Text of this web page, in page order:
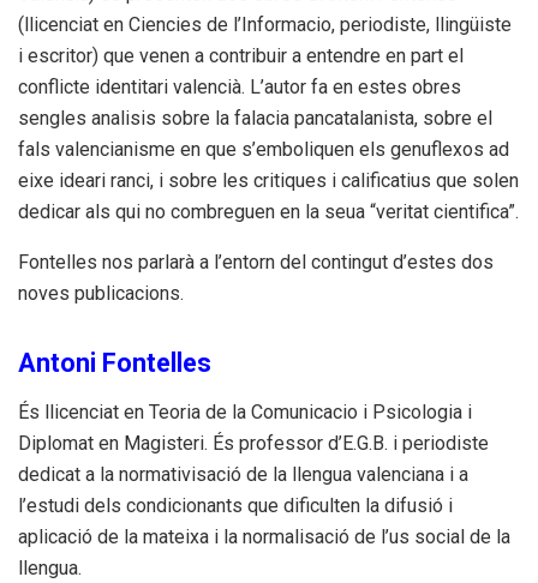
(llicenciat en Ciencies de l’Informacio, periodiste, llingüiste
i escritor) que venen a contribuir a entendre en part el
conflicte identitari valencià. L’autor fa en estes obres
sengles analisis sobre la falacia pancatalanista, sobre el
fals valencianisme en que s’emboliquen els genuflexos ad
eixe ideari ranci, i sobre les critiques i calificatius que solen
dedicar als qui no combreguen en la seua “veritat cientifica”.
Fontelles nos parlarà a l’entorn del contingut d’estes dos
noves publicacions.
Antoni Fontelles
És llicenciat en Teoria de la Comunicacio i Psicologia i
Diplomat en Magisteri. És professor d’E.G.B. i periodiste
dedicat a la normativisació de la llengua valenciana i a
l’estudi dels condicionants que dificulten la difusió i
aplicació de la mateixa i la normalisació de l’us social de la
llengua.